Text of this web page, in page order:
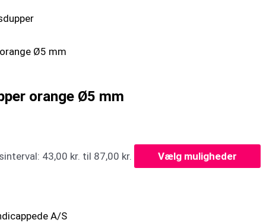
orange Ø5 mm
43,00 kr. til 87,00 kr. Vælg muligheder
A/S